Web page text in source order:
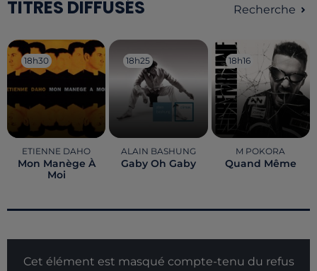
TITRES DIFFUSÉS Recherche
18h30
18h30
ETIENNE DAHO
Mon Manège À
Moi
18h25
18h25
ALAIN BASHUNG
Gaby Oh Gaby
18h16
18h16
M POKORA
Quand Même
Cet élément est masqué compte-tenu du refus